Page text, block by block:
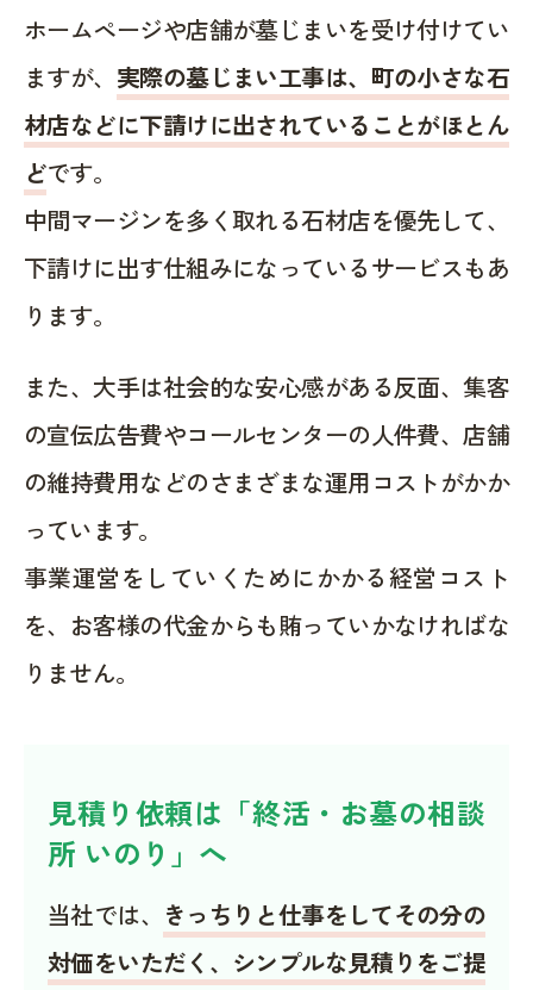
ホームページや店舗が墓じまいを受け付けてい
ますが、 実際の墓じまい工事は、町の小さな石
材店などに下請けに出されていることがほとん
どです。
中間マージンを多く取れる石材店を優先して、
下請けに出す仕組みになっているサービスもあ
ります。
また、大手は社会的な安心感がある反面、集客
の宣伝広告費やコールセンターの人件費、店舗
の維持費用などのさまざまな運用コストがかか
っています。
事業運営をしていくためにかかる経営コスト
を、お客様の代金からも賄っていかなければな
りません。
見積り依頼は「終活・お墓の相談
所 いのり」へ
当社では、 きっちりと仕事をしてその分の
対価をいただく、シンプルな見積りをご提